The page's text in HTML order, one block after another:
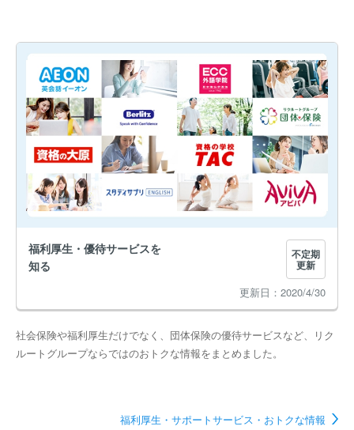
福利厚生・優待サービスを
知る
不定期
更新
2020/4/30
社会保険や福利厚生だけでなく、団体保険の優待サービスなど、リク
ルートグループならではのおトクな情報をまとめました。
福利厚生・サポートサービス・おトクな情報